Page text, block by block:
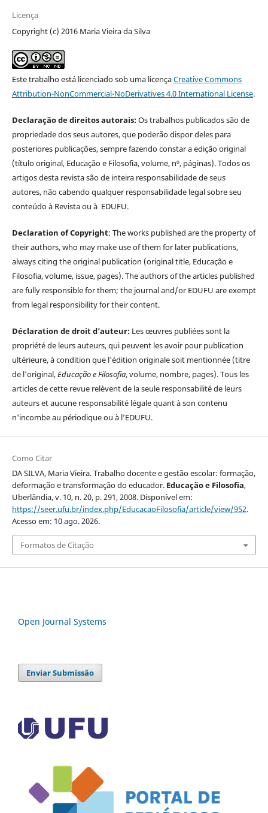
Licença
Copyright (c) 2016 Maria Vieira da Silva
Este trabalho está licenciado sob uma licençaCreative Commons
Attribution-NonCommercial-NoDerivatives 4.0 International License.
Declaração de direitos autorais:Os trabalhos publicados são de
propriedade dos seus autores, que poderão dispor deles para
posteriores publicações, sempre fazendo constar a edição original
(título original, Educação e Filosofia, volume, nº, páginas). Todos os
artigos desta revista são de inteira responsabilidade de seus
autores, não cabendo qualquer responsabilidade legal sobre seu
conteúdo à Revista ou à EDUFU.
Declaration of Copyright: The works published are the property of
their authors, who may make use of them for later publications,
always citing the original publication (original title, Educação e
Filosofia, volume, issue, pages). The authors of the articles published
are fully responsible for them; the journal and/or EDUFU are exempt
from legal responsibility for their content.
Déclaration de droit d’auteur: Les œuvres publiées sont la
propriété de leurs auteurs, qui peuvent les avoir pour publication
ultérieure, à condition que l'édition originale soit mentionnée (titre
de l'original,Educação e Filosofia, volume, nombre, pages). Tous les
articles de cette revue relèvent de la seule responsabilité de leurs
auteurs et aucune responsabilité légale quant à son contenu
n'incombe au périodique ou à l’EDUFU.
Como Citar
DA SILVA, Maria Vieira. Trabalho docente e gestão escolar: formação,
deformação e transformação do educador. Educação e Filosofia,
Uberlândia, v. 10, n. 20, p. 291, 2008. Disponível em:
https://seer.ufu.br/index.php/EducacaoFilosofia/article/view/952.
Acesso em: 10 ago. 2026.
Formatos de Citação
Open Journal Systems
Enviar Submissão